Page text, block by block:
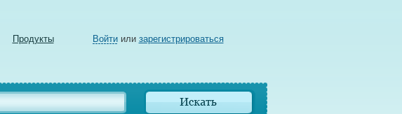
Продукты Войтиили зарегистрироваться